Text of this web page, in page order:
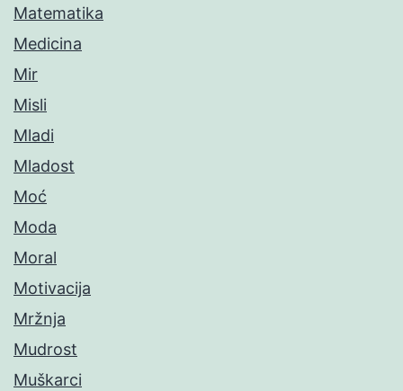
Matematika
Medicina
Mir
Misli
Mladi
Mladost
Moć
Moda
Moral
Motivacija
Mržnja
Mudrost
Muškarci